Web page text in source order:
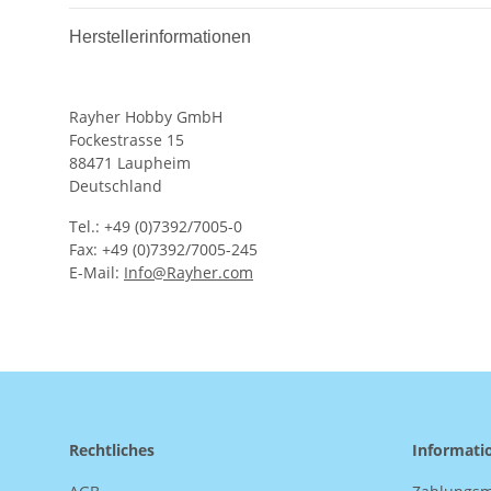
Herstellerinformationen
Rayher Hobby GmbH
Fockestrasse 15
88471 Laupheim
Deutschland
Tel.: +49 (0)7392/7005-0
Fax: +49 (0)7392/7005-245
E-Mail: Info@Rayher.com
Rechtliches